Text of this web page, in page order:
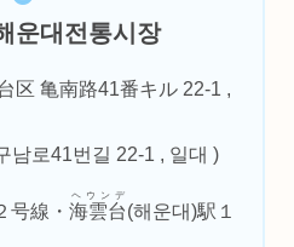
운대전통시장
区 亀南路41番キル 22-1 ,
남로41번길 22-1 , 일대 )
号線・海雲台
ヘウンデ
(해운대)駅１